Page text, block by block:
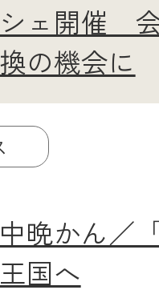
いて
ェ開催
の機会に
晩かん／
国へ